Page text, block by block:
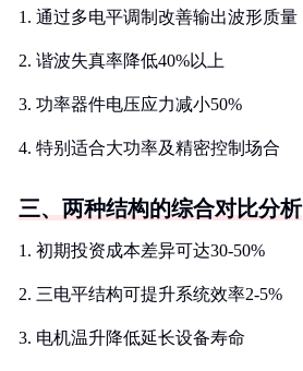
1. 通过多电平调制改善输出波形质量
2. 谐波失真率降低40%以上
3. 功率器件电压应力减小50%
4. 特别适合大功率及精密控制场合
三、两种结构的综合对比分析
1. 初期投资成本差异可达30-50%
2. 三电平结构可提升系统效率2-5%
3. 电机温升降低延长设备寿命